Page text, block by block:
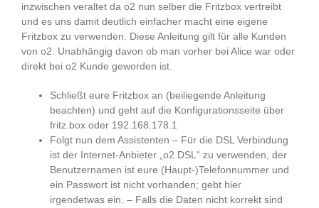
inzwischen veraltet da o2 nun selber die Fritzbox vertreibt
und es uns damit deutlich einfacher macht eine eigene
Fritzbox zu verwenden. Diese Anleitung gilt für alle Kunden
von o2. Unabhängig davon ob man vorher bei Alice war oder
direkt bei o2 Kunde geworden ist.
Schließt eure Fritzbox an (beiliegende Anleitung
beachten) und geht auf die Konfigurationsseite über
fritz.box oder 192.168.178.1
Folgt nun dem Assistenten – Für die DSL Verbindung
ist der Internet-Anbieter „o2 DSL“ zu verwenden, der
Benutzernamen ist eure (Haupt-)Telefonnummer und
ein Passwort ist nicht vorhanden; gebt hier
irgendetwas ein. – Falls die Daten nicht korrekt sind